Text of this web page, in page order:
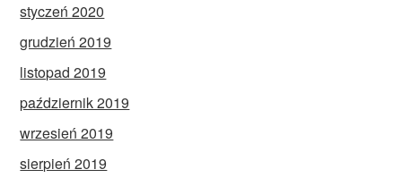
styczeń 2020
grudzień 2019
listopad 2019
październik 2019
wrzesień 2019
sierpień 2019